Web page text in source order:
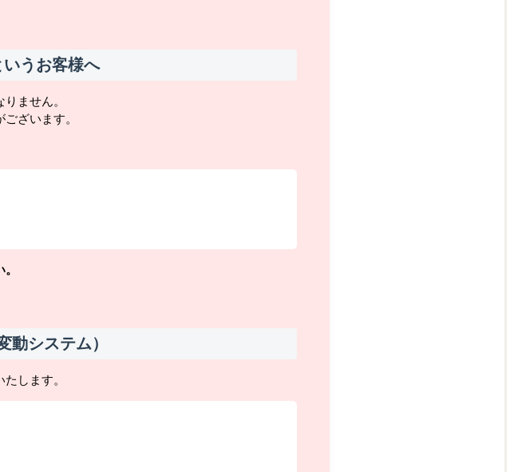
うお客様へ
ません。
ざいます。
動システム）
たします。